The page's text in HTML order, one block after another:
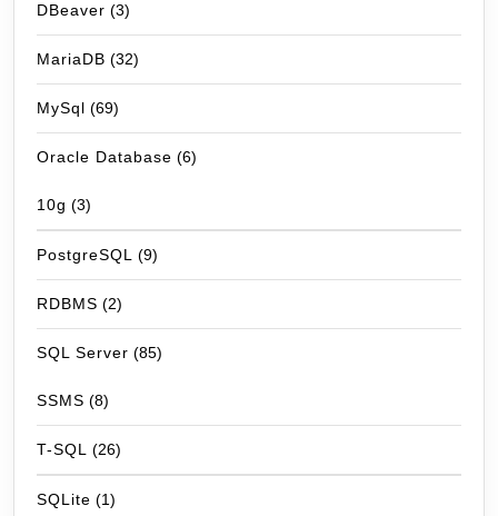
DBeaver (3)
MariaDB (32)
MySql (69)
Oracle Database (6)
10g (3)
PostgreSQL (9)
RDBMS (2)
SQL Server (85)
SSMS (8)
T-SQL (26)
SQLite (1)